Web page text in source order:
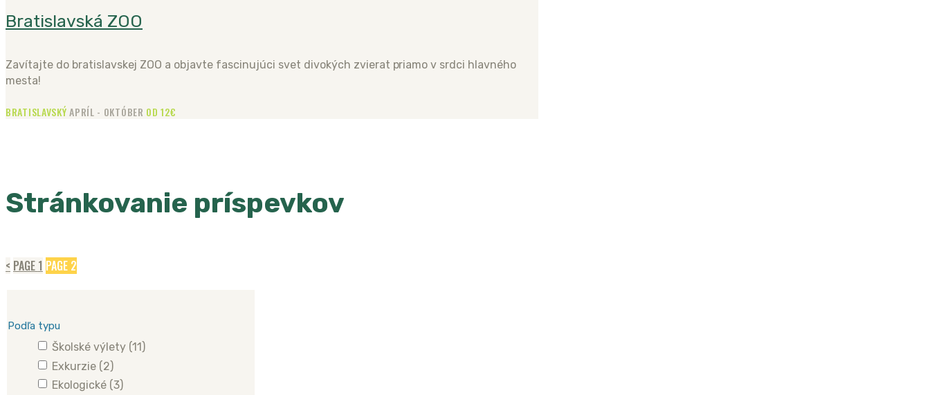
Bratislavská ZOO
Zavítajte do bratislavskej ZOO a objavte fascinujúci svet divokých zvierat priamo v srdci hlavného
mesta!
BRATISLAVSKÝAPRÍL - OKTÓBER OD 12€
Stránkovanie príspevkov
< PAGE 1 PAGE 2
Podľa typu
Školské výlety (11)
Exkurzie (2)
Ekologické (3)